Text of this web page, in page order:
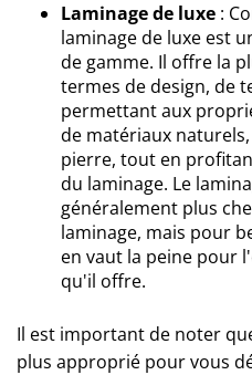
Laminage de luxe :
laminage de luxe est
de gamme. Il offre la
termes de design, de
permettant aux
de matériaux
pierre, tout en
du laminage. Le
généralement plus
laminage, mais pour
en vaut la peine pour
qu'il offre.
Il est important de noter
plus approprié pour vous